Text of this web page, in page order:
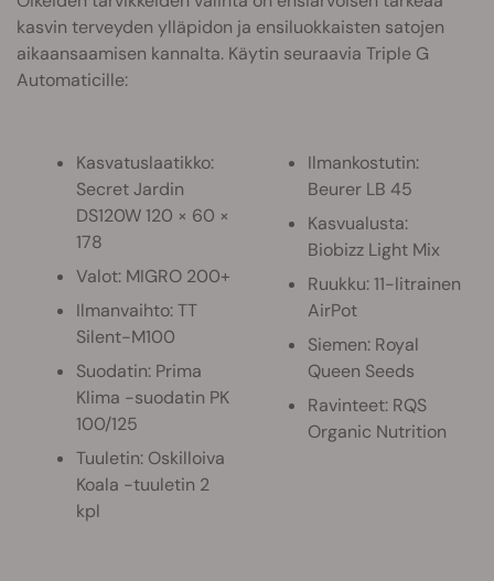
kasvin terveyden ylläpidon ja ensiluokkaisten satojen
aikaansaamisen kannalta. Käytin seuraavia Triple G
Automaticille:
Kasvatuslaatikko:
Secret Jardin
DS120W 120 × 60 ×
178
Valot: MIGRO 200+
Ilmanvaihto: TT
Silent-M100
Suodatin: Prima
Klima -suodatin PK
100/125
Tuuletin: Oskilloiva
Koala -tuuletin 2
kpl
Ilmankostutin:
Beurer LB 45
Kasvualusta:
Biobizz Light Mix
Ruukku: 11-litrainen
AirPot
Siemen: Royal
Queen Seeds
Ravinteet: RQS
Organic Nutrition